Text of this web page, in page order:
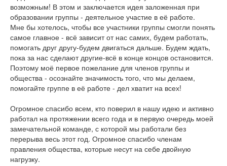
возможным! В этом и заключается идея заложенная при
образовании группы - деятельное участие в её работе.
Мне бы хотелось, чтобы все участники группы смогли понять
самое главное - всё зависит от нас самих, будем работать,
помогать друг другу-будем двигаться дальше. Будем ждать,
пока за нас сделают другие-всё в конце концов остановится.
Поэтому моё первое пожелание для членов группы и
общества - осознайте значимость того, что мы делаем,
помогайте группе в её работе - дел хватит на всех!
Огромное спасибо всем, кто поверил в нашу идею и активно
работал на протяжении всего года и в первую очередь моей
замечательной команде, с которой мы работали без
перерыва весь этот год. Огромное спасибо членам
правления общества, которые несут на себе двойную
нагрузку.